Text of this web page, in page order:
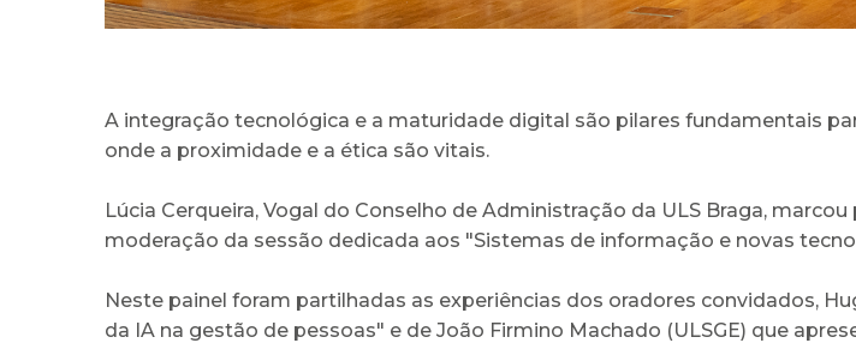
A integração tecnológica e a maturidade digital são pilares fundamentais
onde a proximidade e a ética são vitais.
Lúcia Cerqueira, Vogal do Conselho de Administração da ULS Braga,
moderação da sessão dedicada aos "Sistemas de informação e novas
Neste painel foram partilhadas as experiências dos oradores convidados,
da IA na gestão de pessoas" e de João Firmino Machado (ULSGE) que